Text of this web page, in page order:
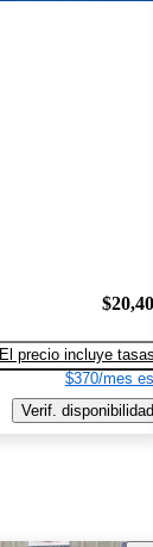
El precio incluye tasas
$370/mes
Verif. disponibilidad